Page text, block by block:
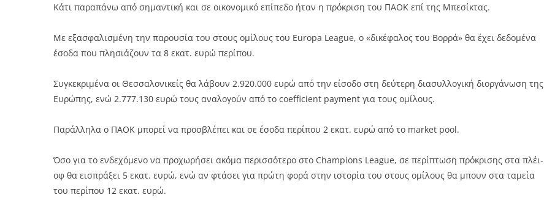
Κάτι παραπάνω από σημαντική και σε οικονομικό επίπεδο ήταν η πρόκριση του ΠΑΟΚ επί της Μπεσίκτας.
Με εξασφαλισμένη την παρουσία του στους ομίλους του Europa League, ο «δικέφαλος του Βορρά» θα έχει δεδομένα
έσοδα που πλησιάζουν τα 8 εκατ. ευρώ περίπου.
Συγκεκριμένα οι Θεσσαλονικείς θα λάβουν 2.920.000 ευρώ από την είσοδο στη δεύτερη διασυλλογική διοργάνωση της
Ευρώπης, ενώ 2.777.130 ευρώ τους αναλογούν από το coefficient payment για τους ομίλους.
Παράλληλα ο ΠΑΟΚ μπορεί να προσβλέπει και σε έσοδα περίπου 2 εκατ. ευρώ από το market pool.
Όσο για το ενδεχόμενο να προχωρήσει ακόμα περισσότερο στο Champions League, σε περίπτωση πρόκρισης στα πλέι-
οφ θα εισπράξει 5 εκατ. ευρώ, ενώ αν φτάσει για πρώτη φορά στην ιστορία του στους ομίλους θα μπουν στα ταμεία
του περίπου 12 εκατ. ευρώ.